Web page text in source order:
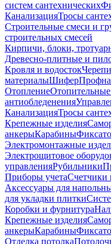
систем сантехнических
КанализацияТросы
Строительные смеси и
строительных смесей
Кирпичи, блоки,
Древесно-плитные и
Кровля и водосток
материалыШифер
Отопление
антиобледенения
КанализацияТросы
Крепежные изделия
анкерыКарабины
Электромонтажные
Электрощитовое
управленияРубильники
Приборы учетаСчетчики
Аксессуары для
для укладки плитки
Коробки и фурнитура
Крепежные изделия
анкерыКарабины
Отделка потолка